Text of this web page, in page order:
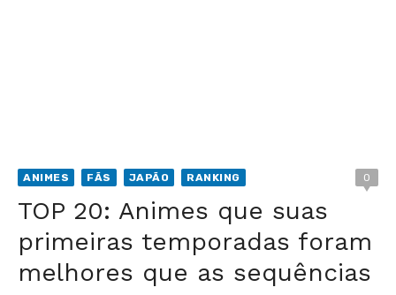
ANIMES FÃS JAPÃO RANKING 0
TOP 20: Animes que suas
primeiras temporadas foram
melhores que as sequências